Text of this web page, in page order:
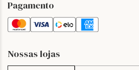
Pagamento
Nossas lojas